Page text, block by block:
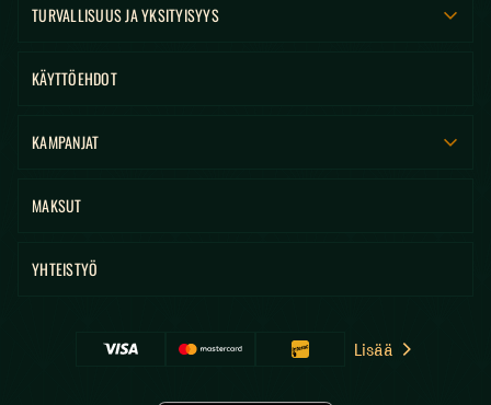
TURVALLISUUS JA YKSITYISYYS
KÄYTTÖEHDOT
KAMPANJAT
MAKSUT
YHTEISTYÖ
Lisää